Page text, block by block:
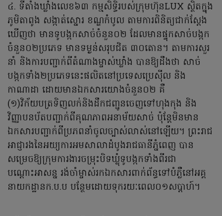
៤. ទីតាំងឃ្លាំងលេខ៦៣ កម្មសិទ្ធិរបស់ក្រុមហ៊ុនLUX ស្ថិតក្នុង
ភូមិតាពូង សង្កាត់ស្នោរ ខណ្ឌកំបូល តាមការពិនិត្យជាក់ស្ដែង
ឃើញថា មានទូបង្កកសាច់ចំនួន០២ ដែលមានផ្ទុកសាច់បង្កក
ចំនួន០២ប្រភេទ មានទម្ងន់សរុបជិត ៣០តោន។ តាមការសួរ
នាំ និងការបញ្ជាក់ពីតំណាងម្ចាស់ឃ្លាំង បានឱ្យដឹងថា សាច់
បង្កកទាំង២ប្រភេទនេះផលិតនៅប្រទេសប្រេស៊ីល និង
កាណាដា ដោយមានឯកសារយោងចំនួន០២ គឺ
(១)វិក័យបត្រទិញលក់និងដឹកជញ្ជូនចេញទៅហុងកុង និង
វិញ្ញាបនប័តបញ្ជាក់ពីគុណភាពអនាម័យសាច់ ប៉ុន្តែមិនមាន
ឯកសារបញ្ជាក់ពីប្រភពនាំចូលច្បាស់លាស់នៅឡើយ។ ព្រះរាជ
អាជ្ញារងនៃអយ្យការអមសាលាដំបូងរាជធានីភ្នំពេញ បាន
សម្រេចឱ្យក្រុមការងារចម្រុះបិទឃ្លុំទូបង្កកទាំងពីរជា
បណ្ដោះអាសន្ន រង់ចាំម្ចាស់រកឯកសារពាក់ព័ន្ធទៅបំភ្លឺនៅអគ្គ
នាយកដ្ឋានក.ប.ប បន្ថែមដោយទុករយៈពេល០១សប្ដាហ៍។